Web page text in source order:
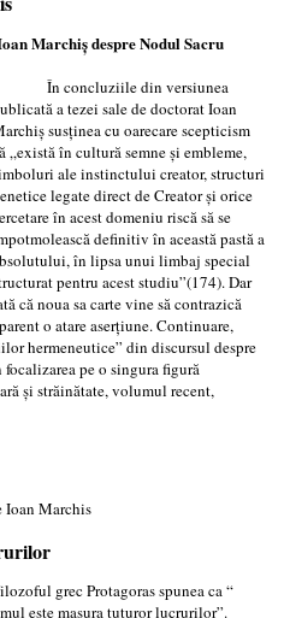
Marchiş despre Nodul Sacru
În concluziile din versiunea
a tezei sale de doctorat Ioan
susţinea cu oarecare scepticism
„există în cultură semne şi embleme,
ale instinctului creator, structuri
legate direct de Creator şi orice
în acest domeniu riscă să se
definitiv în această pastă a
în lipsa unui limbaj special
pentru acest studiu”(174). Dar
că noua sa carte vine să contrazică
o atare aserţiune. Continuare,
hermeneutice” din discursul despre
focalizarea pe o singura figură
şi străinătate, volumul recent,
Ioan Marchis
grec Protagoras spunea ca “
este masura tuturor lucrurilor”.